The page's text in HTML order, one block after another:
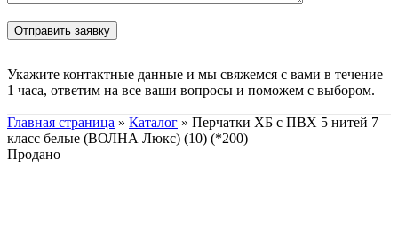
Укажите контактные данные и мы свяжемся с вами в течение
1 часа, ответим на все ваши вопросы и поможем с выбором.
Главная страница » Каталог » Перчатки ХБ с ПВХ 5 нитей 7
класс белые (ВОЛНА Люкс) (10) (*200)
Продано